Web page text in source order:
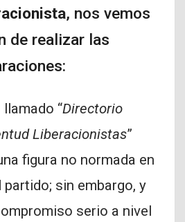
, nos vemos
de realizar las
llamado “Directorio
Liberacionistas”
figura no normada en
sin embargo, y
serio a nivel